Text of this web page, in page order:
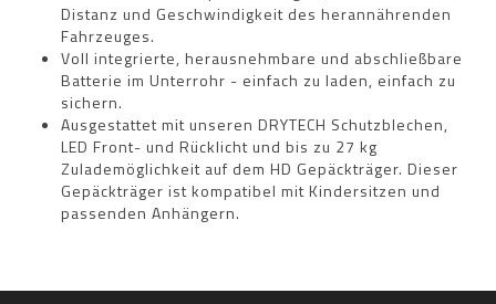
Distanz und Geschwindigkeit des herannährenden
Fahrzeuges.
Voll integrierte, herausnehmbare und abschließbare
Batterie im Unterrohr - einfach zu laden, einfach zu
sichern.
Ausgestattet mit unseren DRYTECH Schutzblechen,
LED Front- und Rücklicht und bis zu 27 kg
Zulademöglichkeit auf dem HD Gepäckträger. Dieser
Gepäckträger ist kompatibel mit Kindersitzen und
passenden Anhängern.